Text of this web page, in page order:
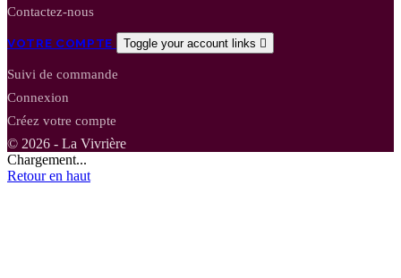
Contactez-nous
VOTRE COMPTE Toggle your account links 
Suivi de commande
Connexion
Créez votre compte
© 2026 - La Vivrière
Chargement...
Retour en haut